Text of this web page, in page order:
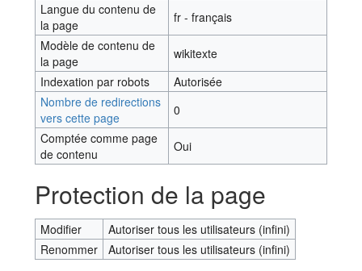
Langue du contenu de
la page
fr - français
Modèle de contenu de
la page
wikitexte
Indexation par robots
Autorisée
Nombre de redirections
vers cette page
0
Comptée comme page
de contenu
Oui
Protection de la page
Modifier
Autoriser tous les utilisateurs (infini)
Renommer
Autoriser tous les utilisateurs (infini)